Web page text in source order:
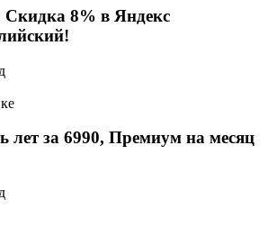
8% в Яндекс
лет за 6990, Премиум на месяц